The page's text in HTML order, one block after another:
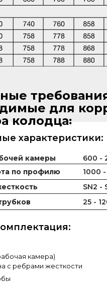
характеристики:
для
колодца꞉
камеры
600 -
по профилю
SN2 -
1000
25 -
камера)
с ребрами жесткости